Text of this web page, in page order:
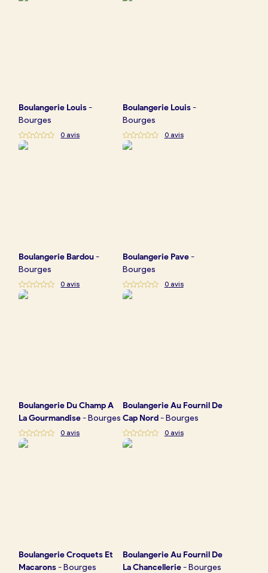
Boulangerie Louis-
Bourges
0 avis
Boulangerie Louis-
Bourges
0avis
Boulangerie Bardou-
Bourges
0 avis
Boulangerie Pave-
Bourges
0avis
Boulangerie Du Champ A
La Gourmandise-Bourges
0 avis
BoulangerieAu Fournil De
Cap Nord-Bourges
0avis
BoulangerieCroquets Et
Macarons-Bourges
BoulangerieAu Fournil De
La Chancellerie-Bourges